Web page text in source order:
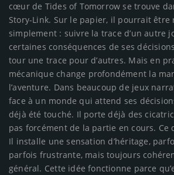
cœur de Tides of Tomorrow se trouve
Story-Link. Sur le papier, il pourrait être
simplement : suivre la trace d’un autre
certaines conséquences de ses
tour une trace pour d’autres. Mais en
mécanique change profondément la
l’aventure. Dans beaucoup de jeux
face à un monde qui attend ses
déjà été touché. Il porte déjà des
pas forcément de la partie en cours. Ce
Il installe une sensation d’héritage,
parfois frustrante, mais toujours
général. Cette idée fonctionne parce